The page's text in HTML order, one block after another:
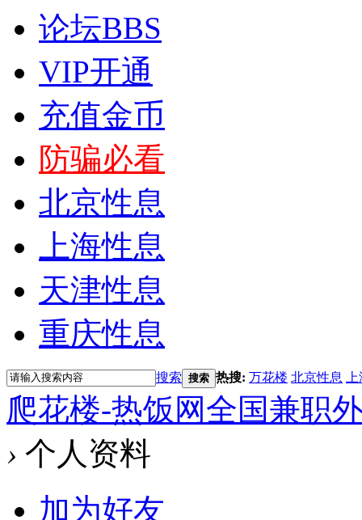
论坛BBS
VIP开通
充值金币
防骗必看
北京性息
上海性息
天津性息
重庆性息
搜索 搜索 热搜: 万花楼 北京性息
爬花楼-热饭网全国兼职
› 个人资料
加为好友